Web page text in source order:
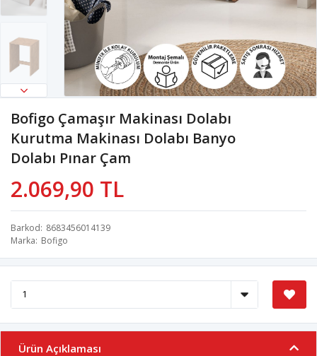
Bofigo Çamaşır Makinası Dolabı
Kurutma Makinası Dolabı Banyo
Dolabı Pınar Çam
2.069,90 TL
Barkod 8683456014139
Marka Bofigo
Ürün Açıklaması